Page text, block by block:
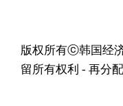
版权所有ⓒ韩国经济
留所有权利 - 再分配